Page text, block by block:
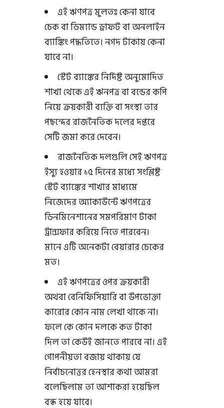
এই ঋণপত্র মুলতঃ কেনা যাবে
চেক বা ডিম্যান্ড ড্রাফট বা অনলাইন
ব্যাঙ্কিং পদ্ধতিতে। নগদ টাকায় কেনা
যাবে না।
স্টেট ব্যাঙ্কের নির্দিষ্ট অনুমোদিত
শাখা থেকে এই ঋনপত্র বা বন্ডের কপি
নিয়ে ক্রয়কারী ব্যক্তি বা সংস্থা তার
পছন্দের রাজনৈতিক দলের দপ্তরে
সেটি জমা করে দেবেন।
রাজনৈতিক দলগুলি সেই ঋণপত্র
ইস্যু হওয়ার ১৫ দিনের মধ্যে সংশ্লিষ্ট
স্টেট ব্যাঙ্কের শাখার মাধ্যমে
নিজেদের অ্যাকাউন্টে ঋণপত্রের
ডিনমিনেশানের সমপরিমাণ টাকা
ট্রান্সফার করিয়ে নিতে পারবেন।
মানে এটি অনেকটা বেয়ারার চেকের
মত।
এই ঋণপত্রের ওপর ক্রয়কারী
অথবা বেনিফিসিয়ারি বা উপভোক্তা
কারোর কোন নাম লেখা থাকে না।
ফলে কে কোন দলকে কত টাকা
দিল তা কেউই জানতে পারবে না। এই
গোপনীয়তা বজায় থাকায় যে
নির্বাচনোত্তর হেনস্থার কথা আমরা
বলেছিলাম তা আশাকরা হয়েছিল
বন্ধ হয়ে যাবে।